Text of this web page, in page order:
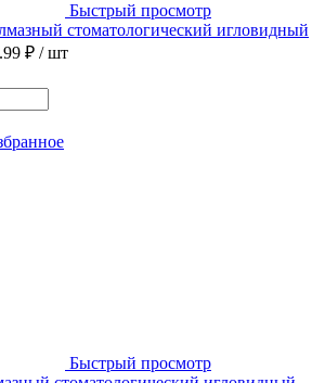
Быстрый просмотр
стоматологический игловидный
₽ / шт
Быстрый просмотр